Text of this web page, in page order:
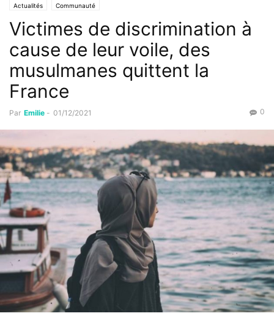
Actualités Communauté
Victimes de discrimination à
cause de leur voile, des
musulmanes quittent la
France
Par Emilie - 01/12/2021 0